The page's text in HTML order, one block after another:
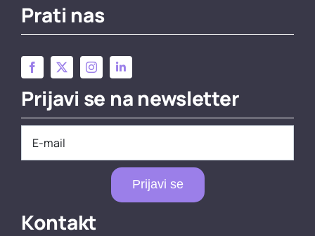
Prati nas
Prijavi se na newsletter
Prijavi se
Kontakt